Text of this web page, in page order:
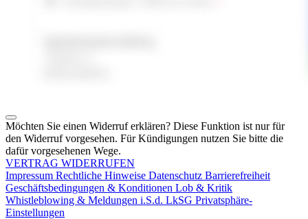
Möchten Sie einen Widerruf erklären? Diese Funktion ist nur für
den Widerruf vorgesehen. Für Kündigungen nutzen Sie bitte die
dafür vorgesehenen Wege.
VERTRAG WIDERRUFEN
Impressum Rechtliche Hinweise Datenschutz Barrierefreiheit
Geschäftsbedingungen & Konditionen Lob & Kritik
Whistleblowing & Meldungen i.S.d. LkSG Privatsphäre-
Einstellungen